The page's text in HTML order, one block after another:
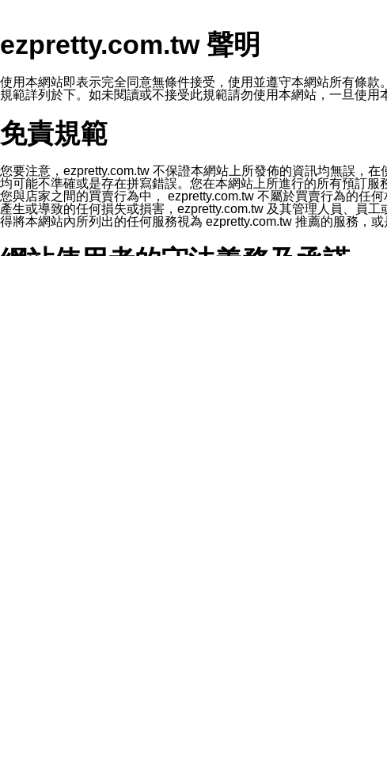
本公司/本服務將以通知型訊息傳送重要訊息給您。即使未加入本
本公司/本服務傳送之通知型訊息以對您有效且重要的訊息為限，
2.該 LINE 帳號已在 LINE APP 設定中，同意接收通知型訊息。
3.LINE 帳號未封鎖傳送訊息之 LINE 官方帳號。
欲變更通知型訊息的設定，操作如下：
1.點選「主頁」＞「設定」
2.點選「隱私設定」
3.點選「提供使用資料」
5.開關「接收LINE通知型訊息」
❗️關閉「接收通知型訊息」後，將不會接收到來自任何企業官方帳
ezpretty.com.tw 聲明
使用本網站即表示完全同意無條件接受，使用並遵守本網站所有條
規範詳列於下。如未閱讀或不接受此規範請勿使用本網站，一旦使
免責規範
您要注意，ezpretty.com.tw 不保證本網站上所發佈的資訊均無誤，
均可能不準確或是存在拼寫錯誤。您在本網站上所進行的所有預訂
您與店家之間的買賣行為中， ezpretty.com.tw 不屬於買賣行為的任
產生或導致的任何損失或損害，ezpretty.com.tw 及其管理人員、員
得將本網站內所列出的任何服務視為 ezpretty.com.tw 推薦的服務，
網站使用者的守法義務及承諾